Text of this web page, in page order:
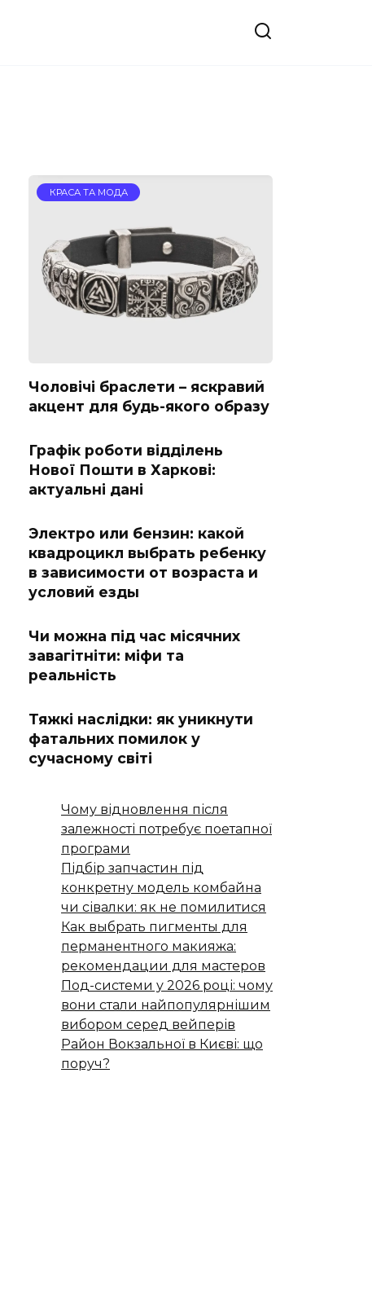
КРАСА ТА МОДА
Чоловічі браслети – яскравий
акцент для будь-якого образу
Графік роботи відділень
Нової Пошти в Харкові:
актуальні дані
Электро или бензин: какой
квадроцикл выбрать ребенку
в зависимости от возраста и
условий езды
Чи можна під час місячних
завагітніти: міфи та
реальність
Тяжкі наслідки: як уникнути
фатальних помилок у
сучасному світі
Чому відновлення після
залежності потребує поетапної
програми
Підбір запчастин під
конкретну модель комбайна
чи сівалки: як не помилитися
Как выбрать пигменты для
перманентного макияжа:
рекомендации для мастеров
Под-системи у 2026 році: чому
вони стали найпопулярнішим
вибором серед вейперів
Район Вокзальної в Києві: що
поруч?